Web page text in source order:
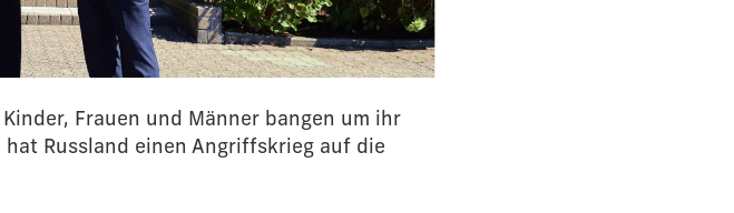
Frauen und Männer bangen um ihr
Russland einen Angriffskrieg auf die